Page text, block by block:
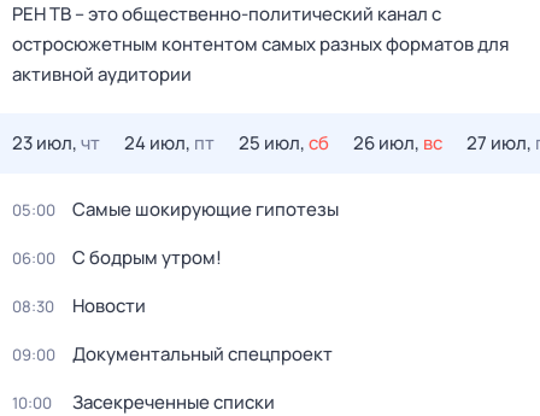
РЕН ТВ – это общественно-политический канал с
остросюжетным контентом самых разных форматов для
активной аудитории
23 июл,чт 24 июл, пт 25 июл,сб 26 июл, вс 27 июл,
05:00 Самые шoкиpующие гипотезы
06:00 С бодрым утром!
08:30 Новости
09:00 Документальный спецпроект
10:00 Заcекрeчeнныe списки